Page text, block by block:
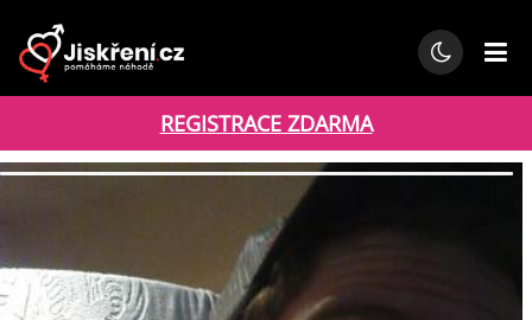
REGISTRACE ZDARMA